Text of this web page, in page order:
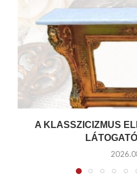
A KLASSZICIZMUS